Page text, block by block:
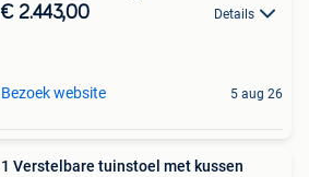
€ 2.443,00 Details
Bezoek website 5 aug 26
1 Verstelbare tuinstoel met kussen